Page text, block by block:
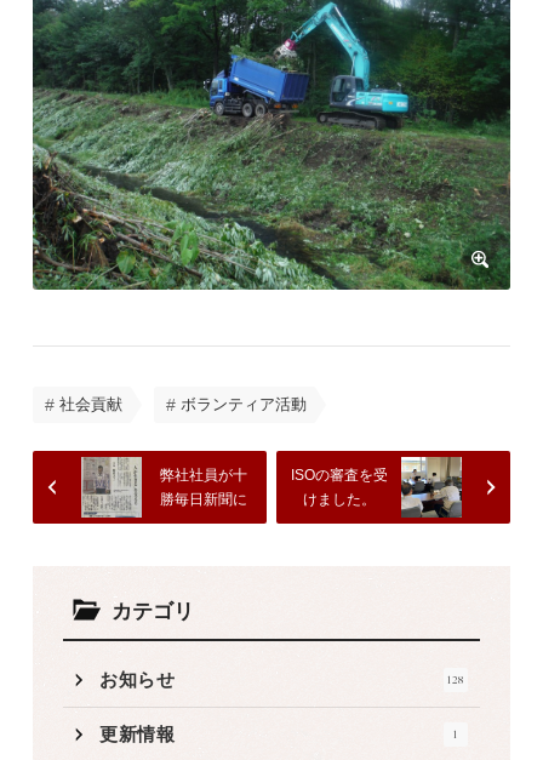
社会貢献 ボランティア活動
ISOの審査を受
けました。
弊社社員が十
勝毎日新聞に
掲載されまし
カテゴリ
お知らせ 128
更新情報 1